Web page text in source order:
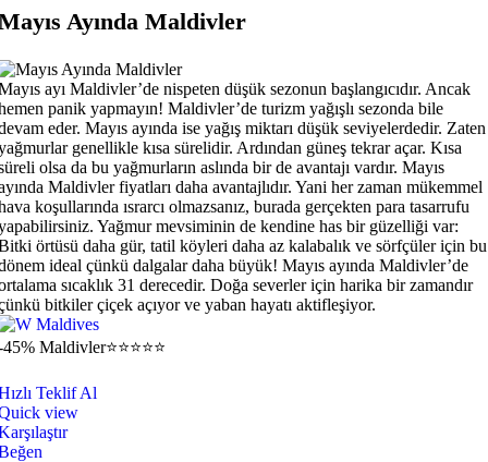
Ayında Maldivler
ayı Maldivler’de nispeten düşük sezonun başlangıcıdır. Ancak
panik yapmayın! Maldivler’de turizm yağışlı sezonda bile
eder. Mayıs ayında ise yağış miktarı düşük seviyelerdedir. Zaten
genellikle kısa sürelidir. Ardından güneş tekrar açar. Kısa
olsa da bu yağmurların aslında bir de avantajı vardır. Mayıs
Maldivler fiyatları daha avantajlıdır. Yani her zaman mükemmel
koşullarında ısrarcı olmazsanız, burada gerçekten para tasarrufu
Yağmur mevsiminin de kendine has bir güzelliği var:
örtüsü daha gür, tatil köyleri daha az kalabalık ve sörfçüler için bu
ideal çünkü dalgalar daha büyük! Mayıs ayında Maldivler’de
sıcaklık 31 derecedir. Doğa severler için harika bir zamandır
bitkiler çiçek açıyor ve yaban hayatı aktifleşiyor.
45% Maldivler⭐⭐⭐⭐⭐
Teklif Al
view